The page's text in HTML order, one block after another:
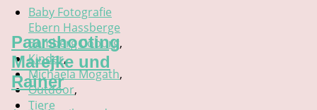
Baby Fotografie
Ebern Hassberge
Bamberg Coburg,
Kinder,
Michaela Mogath,
Outdoor,
Tiere
Paarshooting
Marejke und
Rainer